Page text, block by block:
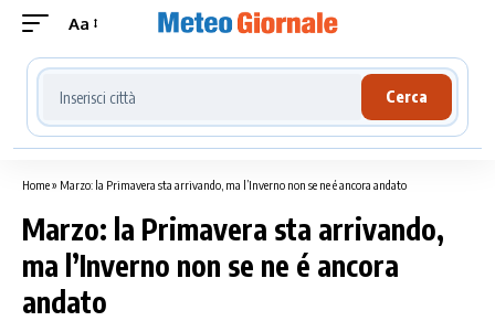
Aa
Cerca località meteo
Cerca
Home» Marzo: la Primavera sta arrivando, ma l’Inverno non se ne é ancora andato
Marzo: la Primavera sta arrivando,
ma l’Inverno non se ne é ancora
andato